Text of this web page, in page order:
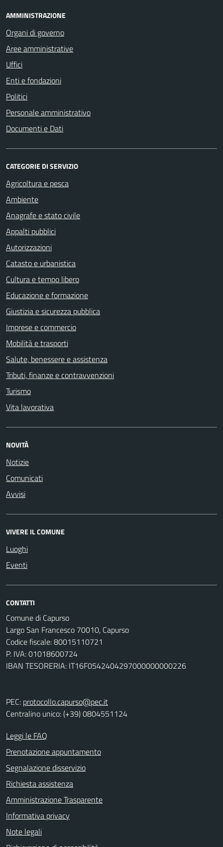
AMMINISTRAZIONE
Organi di governo
Aree amministrative
Uffici
Enti e fondazioni
Politici
Personale amministrativo
Documenti e Dati
CATEGORIE DI SERVIZIO
Agricoltura e pesca
Ambiente
Anagrafe e stato civile
Appalti pubblici
Autorizzazioni
Catasto e urbanistica
Cultura e tempo libero
Educazione e formazione
Giustizia e sicurezza pubblica
Imprese e commercio
Mobilità e trasporti
Salute, benessere e assistenza
Tributi, finanze e contravvenzioni
Turismo
Vita lavorativa
NOVITÀ
Notizie
Comunicati
Avvisi
VIVERE IL COMUNE
Luoghi
Eventi
CONTATTI
Comune di Capurso
Largo San Francesco 70010, Capurso
Codice fiscale: 80015110721
P. IVA: 01018600724
IBAN TESORERIA: IT16F0542404297000000000226
PEC: protocollo.capurso@pec.it
Centralino unico: (+39) 0804551124
Leggi le FAQ
Prenotazione appuntamento
Segnalazione disservizio
Richiesta assistenza
Amministrazione Trasparente
Informativa privacy
Note legali